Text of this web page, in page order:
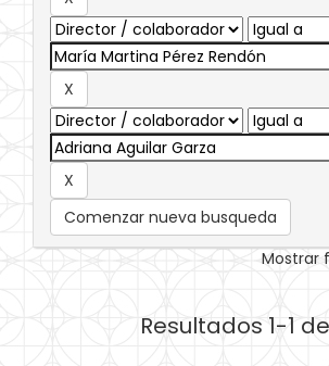
Comenzar nueva busqueda
Mostrar
Resultados 1-1 de